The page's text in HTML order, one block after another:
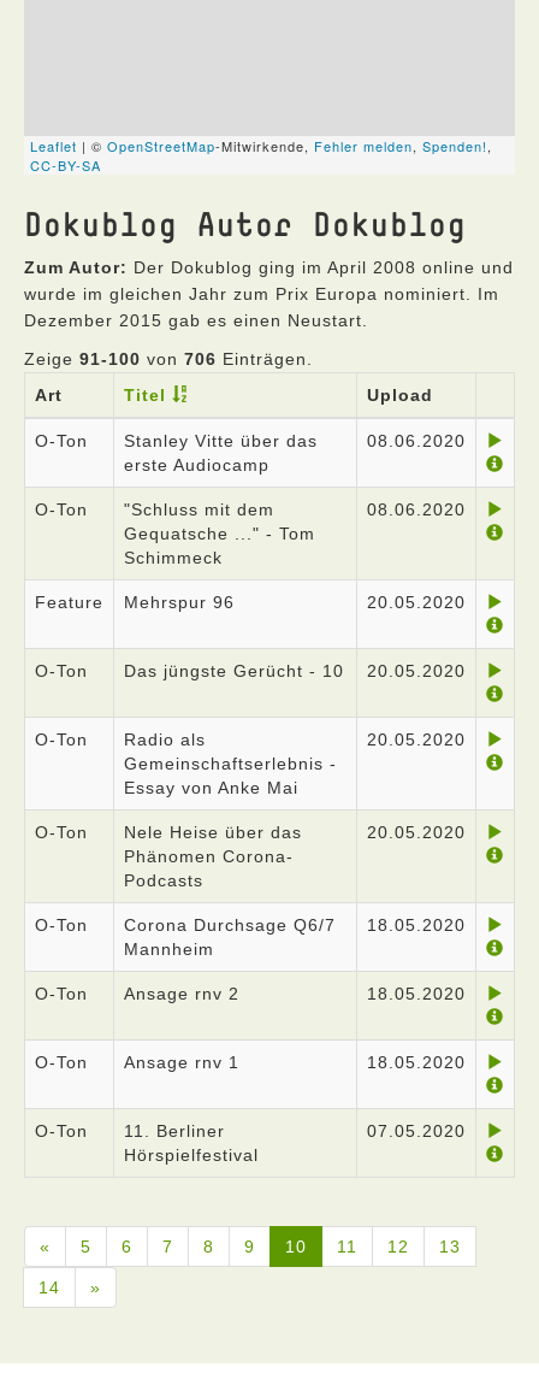
Dokublog Autor Dokublog
Zum Autor: Der Dokublog ging im April 2008 online und
wurde im gleichen Jahr zum Prix Europa nominiert. Im
Dezember 2015 gab es einen Neustart.
Zeige 91-100 von 706 Einträgen.
Art
Titel Upload
O-Ton
Stanley Vitte über das
erste Audiocamp
08.06.2020
O-Ton
"Schluss mit dem
Gequatsche ..." - Tom
Schimmeck
08.06.2020
Feature Mehrspur 96 20.05.2020
O-Ton Das jüngste Gerücht - 10 20.05.2020
O-Ton
Radio als
Gemeinschaftserlebnis -
Essay von Anke Mai
20.05.2020
O-Ton
Nele Heise über das
Phänomen Corona-
Podcasts
20.05.2020
O-Ton
Corona Durchsage Q6/7
Mannheim
18.05.2020
O-Ton Ansage rnv 2 18.05.2020
O-Ton Ansage rnv 1 18.05.2020
O-Ton
11. Berliner
Hörspielfestival
07.05.2020
« 5 6 7 8 9 10 11 12 13
14 »